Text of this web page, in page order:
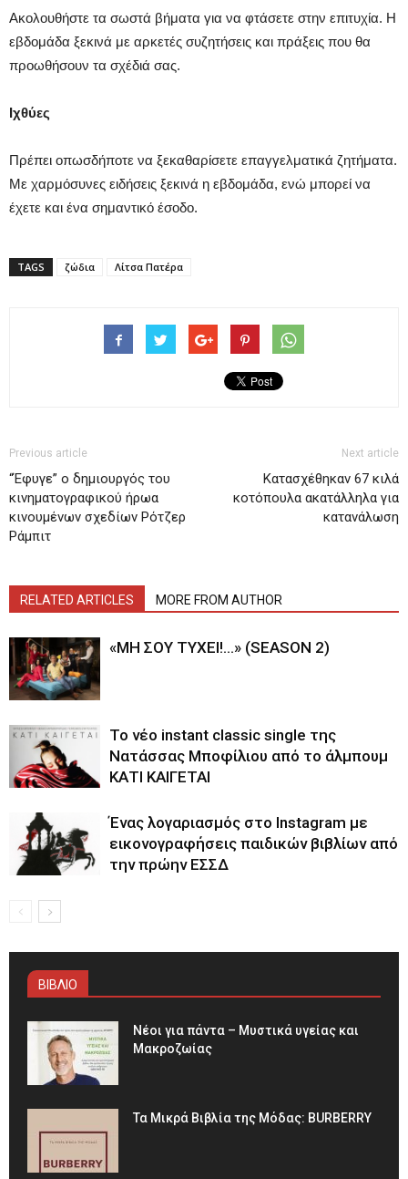
Ακολουθήστε τα σωστά βήματα για να φτάσετε στην επιτυχία. Η
εβδομάδα ξεκινά με αρκετές συζητήσεις και πράξεις που θα
προωθήσουν τα σχέδιά σας.
Ιχθύες
Πρέπει οπωσδήποτε να ξεκαθαρίσετε επαγγελματικά ζητήματα.
Με χαρμόσυνες ειδήσεις ξεκινά η εβδομάδα, ενώ μπορεί να
έχετε και ένα σημαντικό έσοδο.
TAGS ζώδια Λίτσα Πατέρα
Previous article
“Έφυγε” ο δημιουργός του
κινηματογραφικού ήρωα
κινουμένων σχεδίων Ρότζερ
Ράμπιτ
Next article
Κατασχέθηκαν 67 κιλά
κοτόπουλα ακατάλληλα για
κατανάλωση
RELATED ARTICLES MORE FROM AUTHOR
«ΜΗ ΣΟΥ ΤΥΧΕΙ!…» (SEASON 2)
Το νέο instant classic single της
Νατάσσας Μποφίλιου από το άλμπουμ
ΚΑΤΙ ΚΑΙΓΕΤΑΙ
Ένας λογαριασμός στο Instagram με
εικονογραφήσεις παιδικών βιβλίων από
την πρώην ΕΣΣΔ
ΒΙΒΛΙΟ
Νέοι για πάντα – Μυστικά υγείας και
Μακροζωίας
Τα Μικρά Βιβλία της Μόδας: BURBERRY